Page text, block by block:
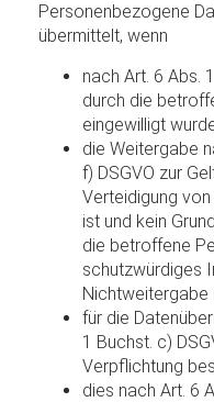
Personenbezogene
übermittelt, wenn
nach Art. 6 Abs.
durch die
eingewilligt
die Weitergabe
f) DSGVO zur
Verteidigung
ist und kein
die betroffene
schutzwürdiges
Nichtweitergabe
für die
1 Buchst. c)
Verpflichtung
dies nach Art. 6